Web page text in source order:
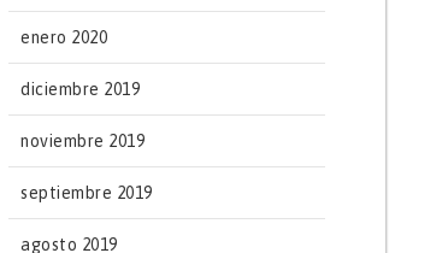
enero 2020
diciembre 2019
noviembre 2019
septiembre 2019
agosto 2019